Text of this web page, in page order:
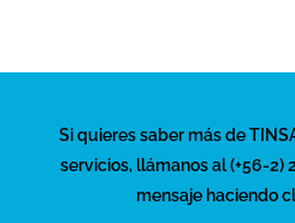
Si quieres saber más de
servicios, llámanos al (+56-2)
mensaje haciendo